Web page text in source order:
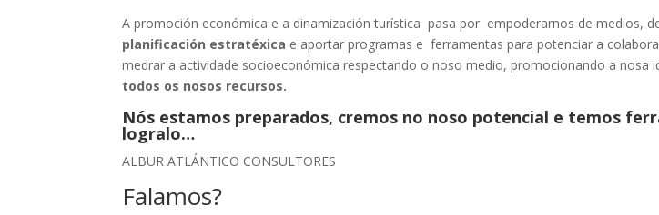
A promoción económica e a dinamización turística pasa por empoderarnos de medios,
planificación estratéxica e aportar programas e ferramentas para potenciar a
medrar a actividade socioeconómica respectando o noso medio, promocionando a nosa
todos os nosos recursos.
Nós estamos preparados, cremos no noso potencial e temos
logralo…
ALBUR ATLÁNTICO CONSULTORES
Falamos?